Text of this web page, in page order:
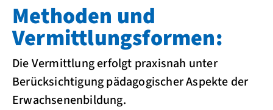
Methoden und
Vermittlungsformen:
Die Vermittlung erfolgt praxisnah unter
Berücksichtigung pädagogischer Aspekte der
Erwachsenenbildung.